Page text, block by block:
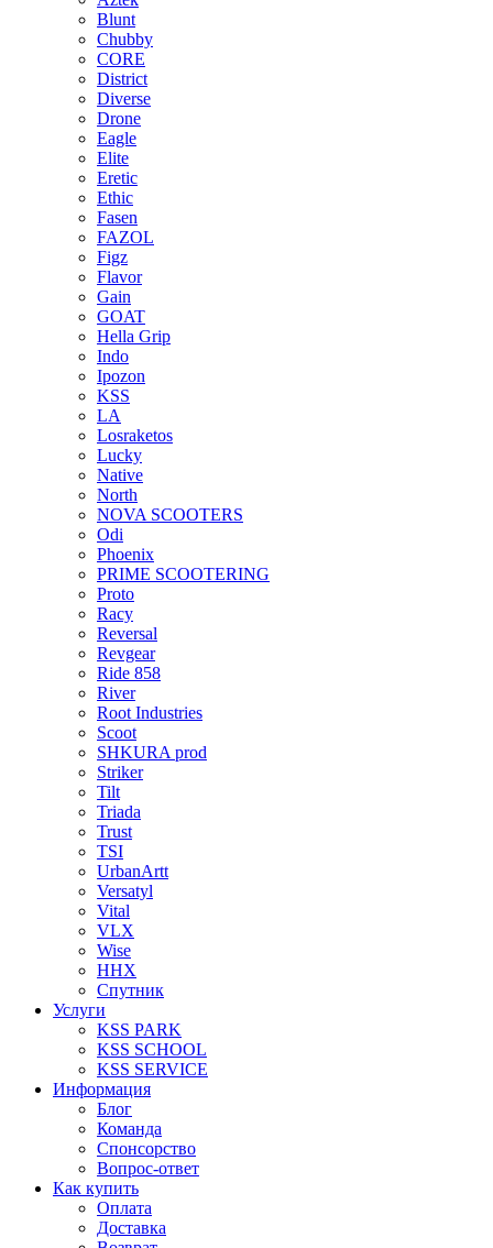
Blunt
Chubby
CORE
District
Diverse
Drone
Eagle
Elite
Eretic
Ethic
Fasen
FAZOL
Figz
Flavor
Gain
GOAT
Hella Grip
Indo
Ipozon
KSS
LA
Losraketos
Lucky
Native
North
NOVA SCOOTERS
Odi
Phoenix
PRIME SCOOTERING
Proto
Racy
Reversal
Revgear
Ride 858
River
Root Industries
Scoot
SHKURA рrоd
Striker
Tilt
Triada
Trust
TSI
UrbanArtt
Versatyl
Vital
VLX
Wise
ННХ
Спутник
Услуги
KSS PARK
KSS SCHOOL
KSS SERVICE
Информация
Блог
Команда
Спонсорство
Вопрос-ответ
Как купить
Оплата
Доставка